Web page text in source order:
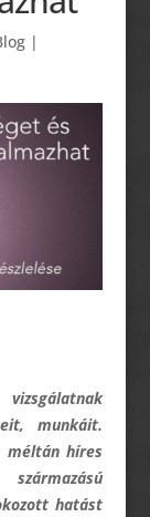
|
munkáit.
méltán híres
hatást